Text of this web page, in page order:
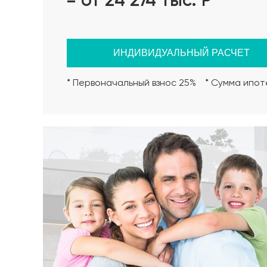
6. Армирование фундамента (Рабочая
7. Монтаж опалубки из обрезной доски;
8. Бетонирование фундамента;
9. Уход за бетоном (в т.ч. контроль
10. Демонтаж опалубки;
ИНДИВИДУАЛЬНЫЙ РАСЧЕТ
* Первоначальный взнос 25% * Сумма